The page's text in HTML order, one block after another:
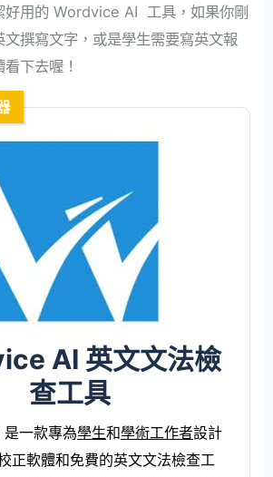
好用的 Wordvice AI 工具，如果你剛
撰寫文字，或是學生需要寫英文報
下去喔！
AI 英文文法檢
查工具
一款專為學生和學術工作者設計
正軟體和免費的英文文法檢查工